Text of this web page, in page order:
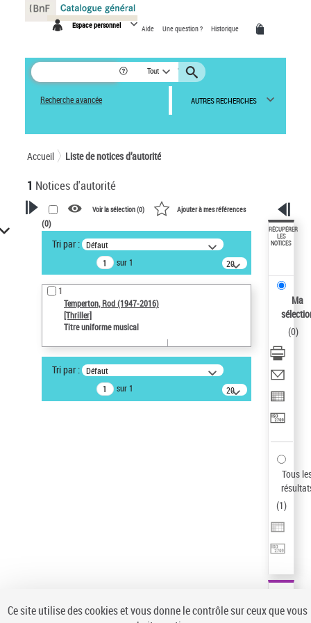
Espace personnel Aide Une question ? Historique
Tout
Recherche avancée AUTRES RECHERCHES
Accueil Liste de notices d’autorité
1 Notices d'autorité
VOTRE RECHERCHE
Recherche avancée dans les
notices d’autorité
Œuvres liées à l'auteur :
Temperton, Rod (1947-2016)
Auteur d’œuvre
ne s'applique pas
Type de notice d'autorité
Voir la sélection (0) Ajouter à mes références
(0)
Tri par : Défaut
sur 1
20
résultats/page
1
Temperton, Rod (1947-2016)
[Thriller]
Titre uniforme musical
Tri par : Défaut
sur 1
20
résultats/page
RÉCUPÉRER
LES
NOTICES
Ma
(0)
Tous
(1)
Panneau de gestion des cookies
Ce site utilise des cookies et vous donne le contrôle sur ceux que vous